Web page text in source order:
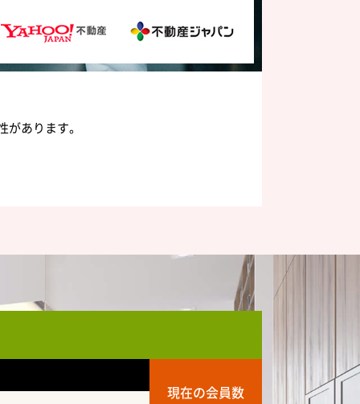
あります。
現在の会員数